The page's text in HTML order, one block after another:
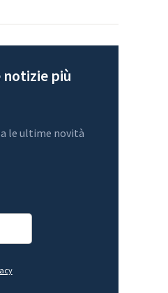
più
le ultime novità